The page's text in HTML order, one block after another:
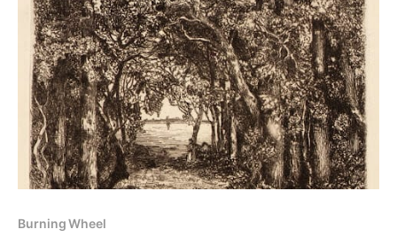
Burning Wheel